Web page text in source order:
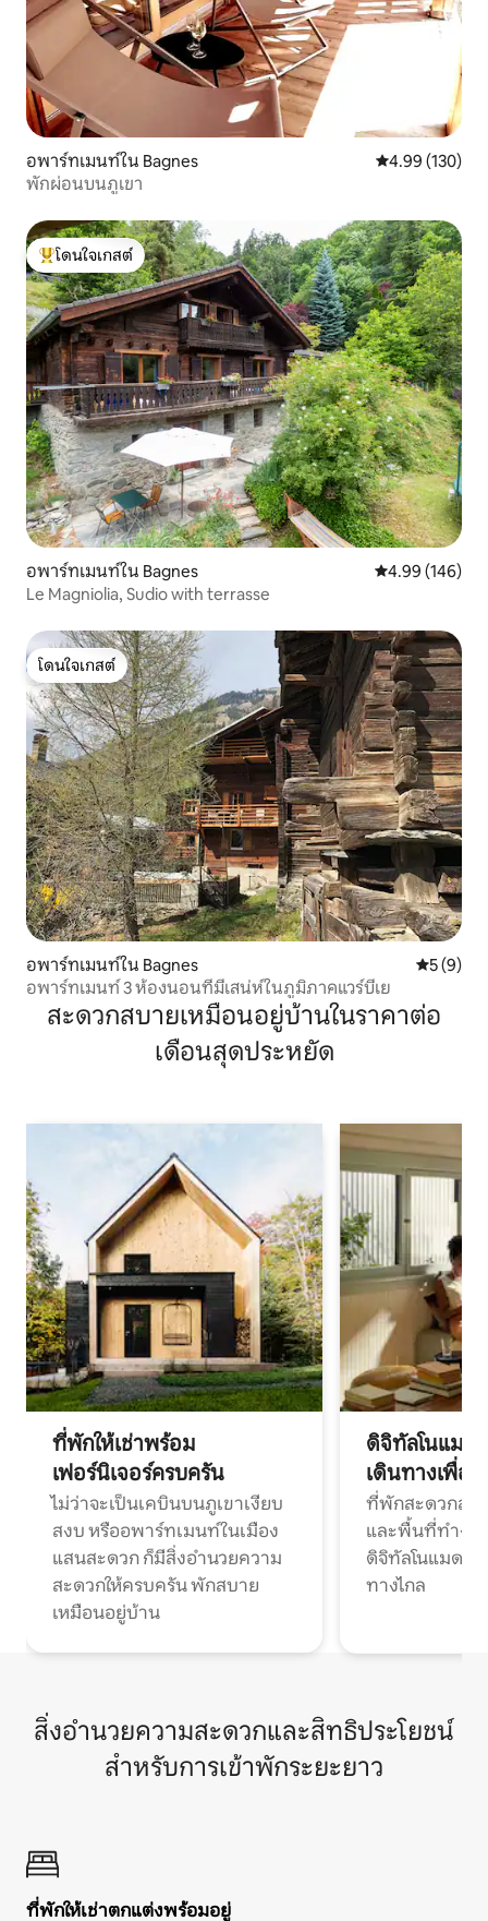
อพาร์ทเมนท์ใน Bagnes คะแนนเฉลี่ย
4.99 (130)
พักผ่อนบนภูเขา
โดนใจเกสต์ที่สุด
โดนใจเกสต์
อพาร์ทเมนท์ใน Bagnes คะแนนเฉลี่ย
4.99 (146)
Le Magniolia, Sudio with terrasse
โดนใจเกสต์
โดนใจเกสต์
อพาร์ทเมนท์ใน Bagnes คะแนนเฉ
5 (9)
อพาร์ทเมนท์ 3 ห้องนอนที่มีเสน่ห์ในภูมิภาคแวร์บีเย
สะดวกสบายเหมือนอยู่บ้านในราคาต่อ
เดือนสุดประหยัด
ที่พักให้เช่าพร้อม
เฟอร์นิเจอร์ครบครัน
ไม่ว่าจะเป็นเคบินบนภูเขาเงียบ
สงบ หรืออพาร์ทเมนท์ในเมือง
แสนสะดวก ก็มีสิ่งอำนวยความ
สะดวกให้ครบครัน พักสบาย
เหมือนอยู่บ้าน
ดิจิทัลโนแมด
เดินทางเพื่อ
ที่พักสะดวกสบ
และพื้นที่ทำงา
ดิจิทัลโนแมดแ
ทางไกล
สิ่งอำนวยความสะดวกและสิทธิประโยชน์
สำหรับการเข้าพักระยะยาว
ที่พักให้เช่าตกแต่งพร้อมอยู่